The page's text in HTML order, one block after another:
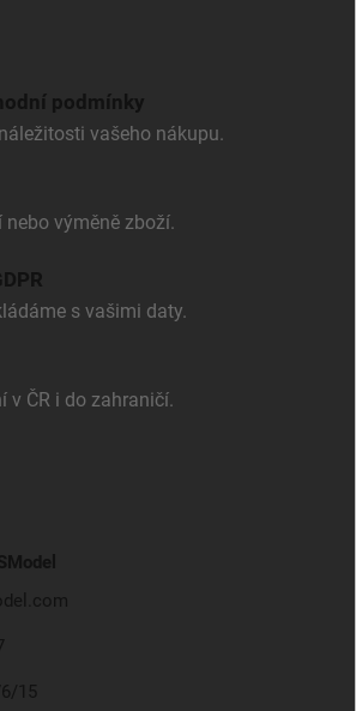
podmínky
vašeho nákupu.
výměně zboží.
s vašimi daty.
v ČR i do zahraničí.
15